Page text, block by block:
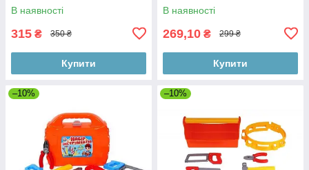
В наявності
315 ₴ 350 ₴
Купити
В наявності
269,10 ₴ 299 ₴
Купити
–10% –10%